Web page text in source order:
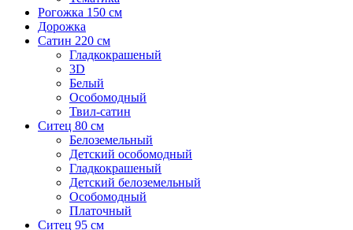
Рогожка 150 см
Дорожка
Сатин 220 см
Гладкокрашеный
3D
Белый
Особомодный
Твил-сатин
Ситец 80 см
Белоземельный
Детский особомодный
Гладкокрашеный
Детский белоземельный
Особомодный
Платочный
Ситец 95 см